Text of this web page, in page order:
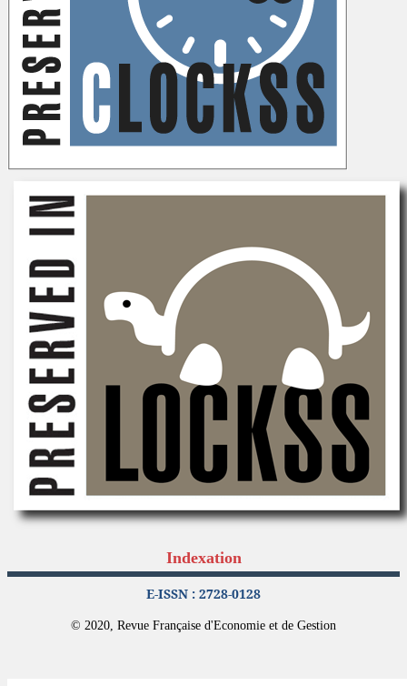
Indexation
E-ISSN : 2728-0128
© 2020, Revue Française d'Economie et de Gestion